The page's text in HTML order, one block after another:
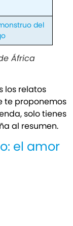
del
África
los relatos
te proponemos
solo tienes
al resumen.
el amor